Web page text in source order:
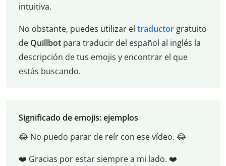
intuitiva.
No obstante, puedes utilizar el traductorgratuito
de Quillbotpara traducir del español al inglés la
descripción de tus emojis y encontrar el que
estás buscando.
Significado de emojis: ejemplos
😂 No puedo parar de reír con ese vídeo. 😂
❤️ Gracias por estar siempre a mi lado. ❤️